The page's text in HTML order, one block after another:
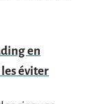
en
éviter